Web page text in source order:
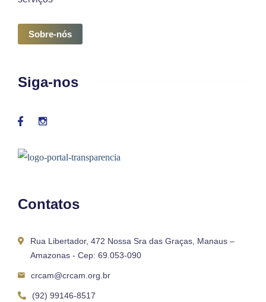
Sobre-nós
Siga-nos
Contatos
Rua Libertador, 472 Nossa Sra das Graças, Manaus –
Amazonas - Cep: 69.053-090
crcam@crcam.org.br
(92) 99146-8517